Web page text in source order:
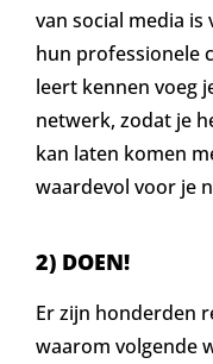
van social media
hun professionele
leert kennen voeg
netwerk, zodat je
kan laten komen
waardevol voor je
2) DOEN!
Er zijn honderden
waarom volgende